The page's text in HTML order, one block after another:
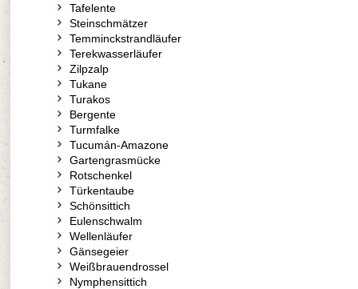
Tafelente
Steinschmätzer
Temminckstrandläufer
Terekwasserläufer
Zilpzalp
Tukane
Turakos
Bergente
Turmfalke
Tucumán-Amazone
Gartengrasmücke
Rotschenkel
Türkentaube
Schönsittich
Eulenschwalm
Wellenläufer
Gänsegeier
Weißbrauendrossel
Nymphensittich